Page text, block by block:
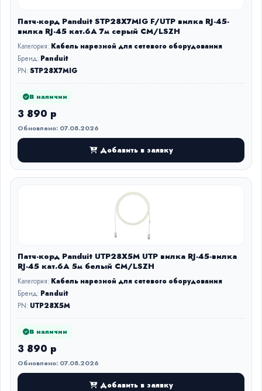
Патч-корд Panduit STP28X7MIG F/UTP вилка RJ-45-
вилка RJ-45 кат.6А 7м серый CM/LSZH
Категория: Кабель нарезной для сетевого оборудования
Бренд: Panduit
PN:STP28X7MIG
В наличии
3 890 р
Обновлено: 07.08.2026
Добавить в заявку
Патч-корд Panduit UTP28X5M UTP вилка RJ-45-вилка
RJ-45 кат.6А 5м белый CM/LSZH
Категория: Кабель нарезной для сетевого оборудования
Бренд: Panduit
PN: UTP28X5M
В наличии
3 890 р
Обновлено: 07.08.2026
Добавить в заявку